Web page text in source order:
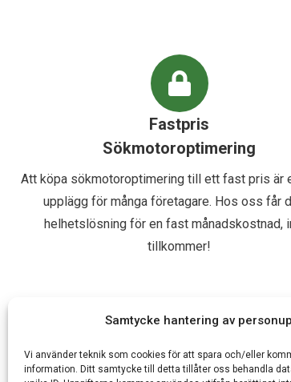
Samtycke hantering av
Vi använder teknik som cookies för att spara och/eller
information. Ditt samtycke till detta tillåter oss behandla
Fastpris
Sökmotoroptimering
Att köpa sökmotoroptimering till ett fast pris är
upplägg för många företagare. Hos oss får
helhetslösning för en fast månadskostnad,
tillkommer!